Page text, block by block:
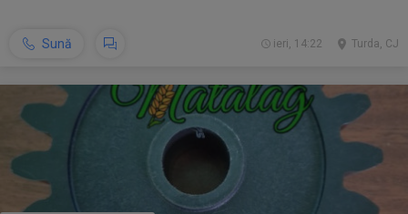
Sună Turda, CJ
ieri, 14:22